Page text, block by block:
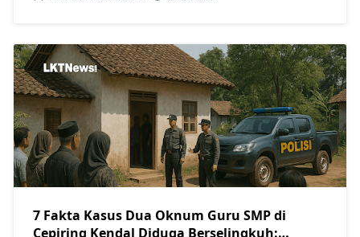
7 Fakta Kasus Dua Oknum Guru SMP di
Cepiring Kendal Diduga Berselingkuh: